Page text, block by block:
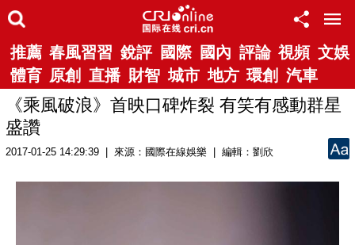
推薦 春風習習 銳評 國際 國內 評論 視頻 文娛
體育 原創 直播 財智 城市 地方 環創 汽車
《乘風破浪》首映口碑炸裂 有笑有感動群星
盛讚
2017-01-25 14:29:39 | 來源：國際在線娛樂 | 編輯：劉欣